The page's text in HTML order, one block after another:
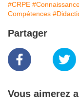
#CRPE
Compétences
Partager
Vous aimerez